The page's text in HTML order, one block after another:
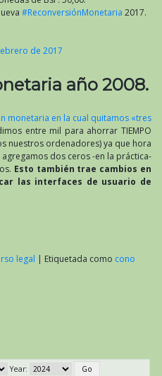
#ReconversiónMonetaria 2017.
de 2017
año 2008.
monetaria en la cual quitamos «tres
entre mil para ahorrar TIEMPO
nuestros ordenadores) ya que hora
agregamos dos ceros -en la práctica-
Esto también trae cambios en
las interfaces de usuario de
legal | Etiquetada como cono
Year: